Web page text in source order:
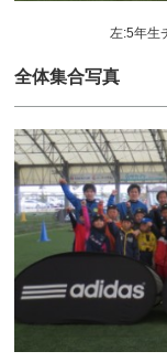
左:5年生
全体集合写真